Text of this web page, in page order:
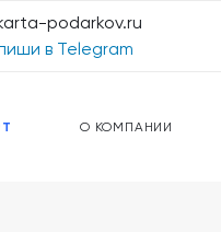
О КОМПАНИИ
podarkov.ru
в Telegram
КАРТЫ